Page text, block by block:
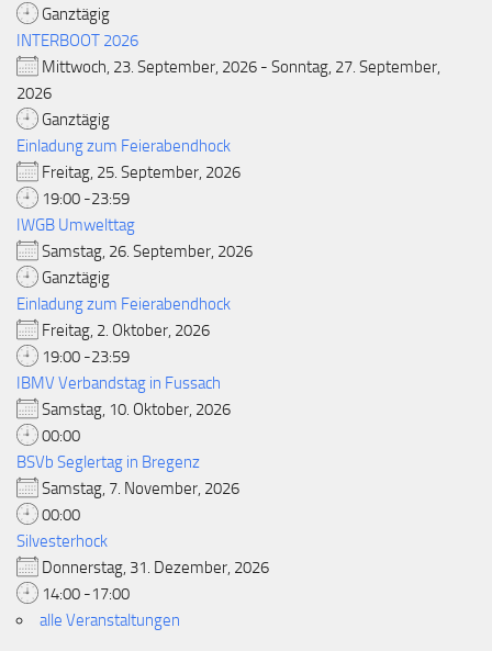
Ganztägig
INTERBOOT 2026
Mittwoch, 23. September, 2026 - Sonntag, 27. September,
2026
Ganztägig
Einladung zum Feierabendhock
Freitag, 25. September, 2026
19:00 -23:59
IWGB Umwelttag
Samstag, 26. September, 2026
Ganztägig
Einladung zum Feierabendhock
Freitag, 2. Oktober, 2026
19:00 -23:59
IBMV Verbandstag in Fussach
Samstag, 10. Oktober, 2026
00:00
BSVb Seglertag in Bregenz
Samstag, 7. November, 2026
00:00
Silvesterhock
Donnerstag, 31. Dezember, 2026
14:00 -17:00
alle Veranstaltungen